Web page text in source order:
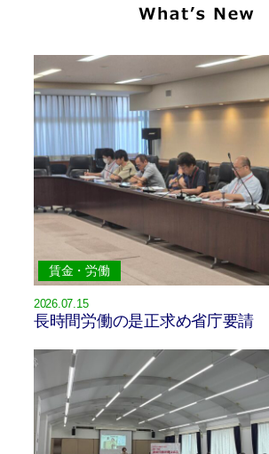
賃金・労働
2026.07.15
長時間労働の是正求め省庁要請